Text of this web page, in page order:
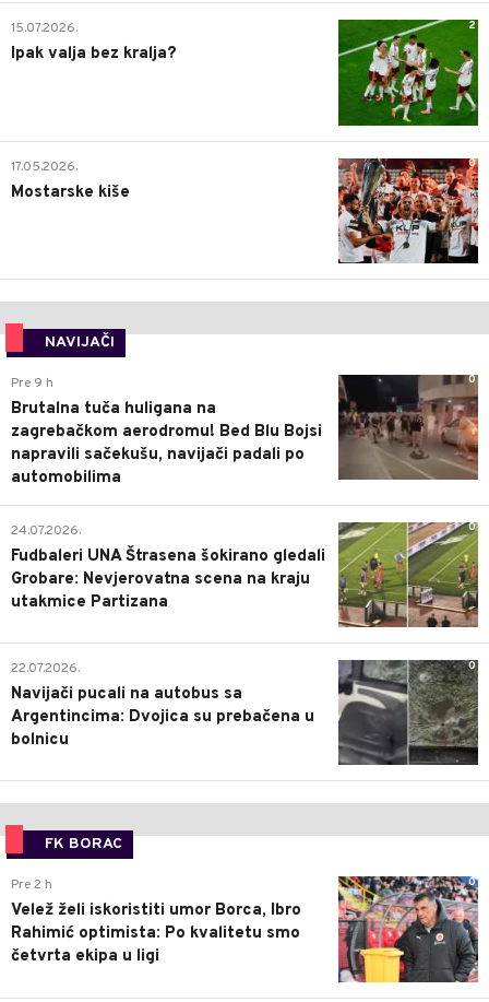
2
15.07.2026.
Ipak valja bez kralja?
0
17.05.2026.
Mostarske kiše
NAVIJAČI
0
Pre 9 h
Brutalna tuča huligana na
zagrebačkom aerodromu! Bed Blu Bojsi
napravili sačekušu, navijači padali po
automobilima
0
24.07.2026.
Fudbaleri UNA Štrasena šokirano gledali
Grobare: Nevjerovatna scena na kraju
utakmice Partizana
0
22.07.2026.
Navijači pucali na autobus sa
Argentincima: Dvojica su prebačena u
bolnicu
FK BORAC
0
Pre 2 h
Velež želi iskoristiti umor Borca, Ibro
Rahimić optimista: Po kvalitetu smo
četvrta ekipa u ligi